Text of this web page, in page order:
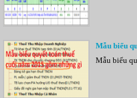
Mẫu biểu
Mẫu biểu